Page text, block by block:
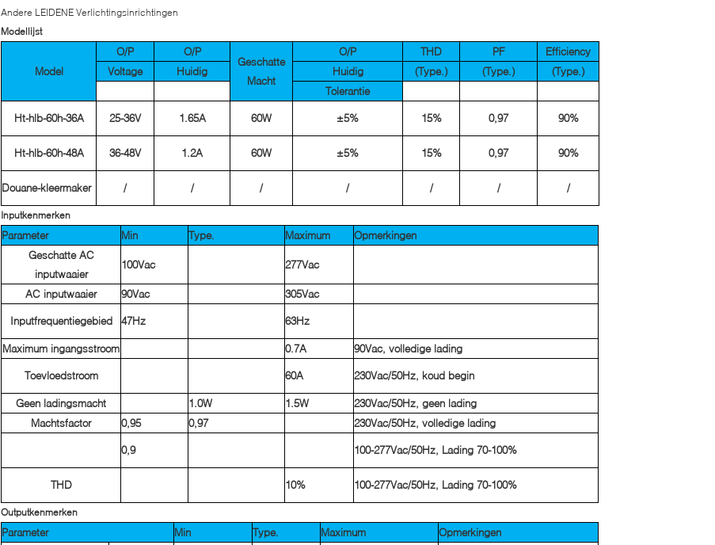
Andere LEIDENE Verlichtingsinrichtingen
Modellijst
Model
O/P
O/P
Geschatte
Macht
O/P THD PF
Efficiency
Voltage
Huidig Huidig (Type.) (Type.)
(Type.)
Tolerantie
Ht-hlb-60h-36A 25-36V 1.65A 60W ±5% 15% 0,97 90%
Ht-hlb-60h-48A 36-48V 1.2A 60W ±5% 15% 0,97 90%
Douane-kleermaker / / / / / / /
Inputkenmerken
Parameter Min Type. Maximum
Opmerkingen
Geschatte AC
inputwaaier
100Vac 277Vac
AC inputwaaier 90Vac 305Vac
Inputfrequentiegebied 47Hz 63Hz
Maximum ingangsstroom 0.7A 90Vac, volledige lading
Toevloedstroom 60A 230Vac/50Hz, koud begin
Geen ladingsmacht 1.0W 1.5W
230Vac/50Hz, geen lading
Machtsfactor
0,95 0,97 230Vac/50Hz, volledige lading
0,9 100-277Vac/50Hz, Lading 70-100%
THD 10% 100-277Vac/50Hz, Lading 70-100%
Outputkenmerken
Parameter Min Type. Maximum
Opmerkingen